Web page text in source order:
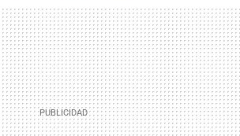
MAIL